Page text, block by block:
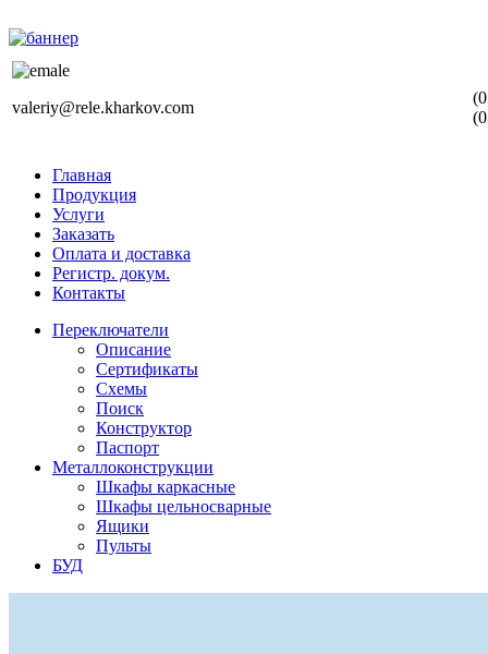
valeriy@rele.kharkov.com
Главная
Продукция
Услуги
Заказать
Оплата и доставка
Регистр. докум.
Контакты
Переключатели
Описание
Сертификаты
Схемы
Поиск
Конструктор
Паспорт
Металлоконструкции
Шкафы каркасные
Шкафы цельносварные
Ящики
Пульты
БУД